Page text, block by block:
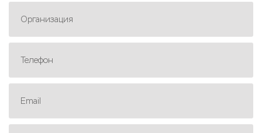
Организация
Телефон
Email